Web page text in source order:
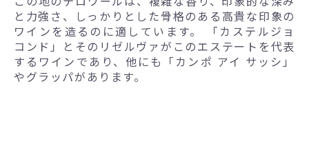
と力強さ、しっかりとした骨格のある高貴な印象の
ワインを造るのに適しています。 「カステルジョ
コンド」とそのリゼルヴァがこのエステートを代表
するワインであり、他にも「カンポ アイ サッシ」
やグラッパがあります。